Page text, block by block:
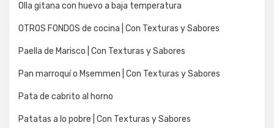
Olla gitana con huevo a baja temperatura
OTROS FONDOS de cocina | Con Texturas y Sabores
Paella de Marisco | Con Texturas y Sabores
Pan marroquí o Msemmen | Con Texturas y Sabores
Pata de cabrito al horno
Patatas a lo pobre | Con Texturas y Sabores